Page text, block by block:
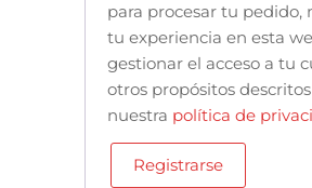
para procesar tu pedido,
tu experiencia en esta
gestionar el acceso a tu
otros propósitos
nuestra política de
Registrarse